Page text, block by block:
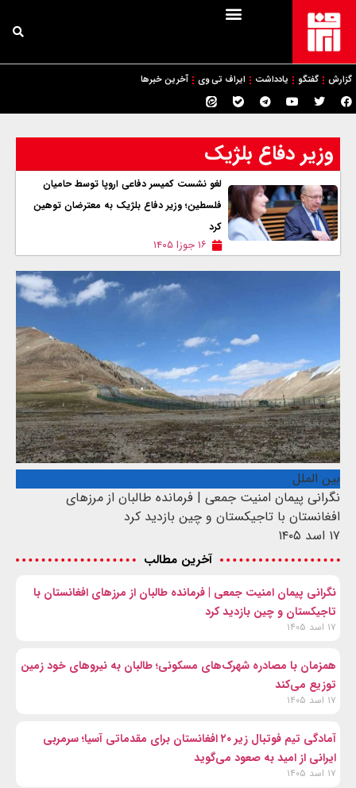
گزارش گفتگو یادداشت ایراف تی وی آخرین خبرها
وزیر دفاع بلژیک
لغو نشست کمیسر دفاعی اروپا توسط حامیان
فلسطین؛ وزیر دفاع بلژیک به معترضان توهین
کرد
۱۶ جوزا ۱۴۰۵
بین الملل
نگرانی پیمان امنیت جمعی | فرمانده طالبان از مرزهای
افغانستان با تاجیکستان و چین بازدید کرد
۱۷ اسد ۱۴۰۵
آخرین مطالب
نگرانی پیمان امنیت جمعی | فرمانده طالبان از مرزهای افغانستان با
تاجیکستان و چین بازدید کرد
۱۷ اسد ۱۴۰۵
همزمان با مصادره شهرک‌های مسکونی؛ طالبان به نیروهای خود زمین
توزیع می‌کند
۱۷ اسد ۱۴۰۵
آمادگی تیم فوتبال زیر ۲۰ افغانستان برای مقدماتی آسیا؛ سرمربی
ایرانی از امید به صعود می‌گوید
۱۷ اسد ۱۴۰۵